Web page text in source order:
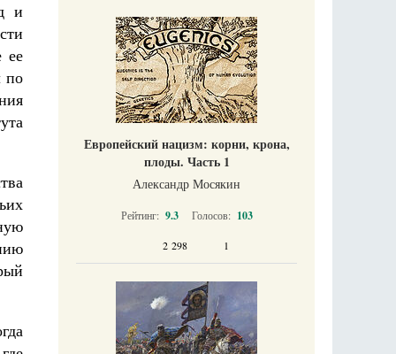
и
ее
по
Европейский нацизм: корни, крона,
плоды. Часть 1
Александр Мосякин
Рейтинг: 9.3 Голосов: 103
2 298 1